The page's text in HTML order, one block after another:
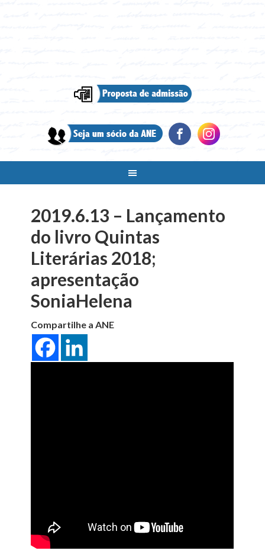
2019.6.13 – Lançamento
do livro Quintas
Literárias 2018;
apresentação
SoniaHelena
Compartilhe a ANE